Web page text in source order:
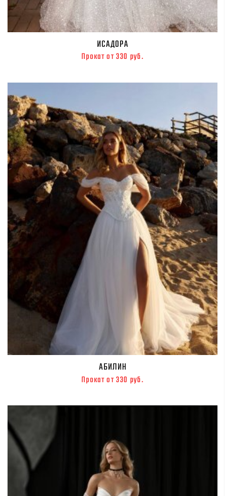
ИСАДОРА
Прокат от 330 руб.
АБИЛИН
Прокат от 330 руб.